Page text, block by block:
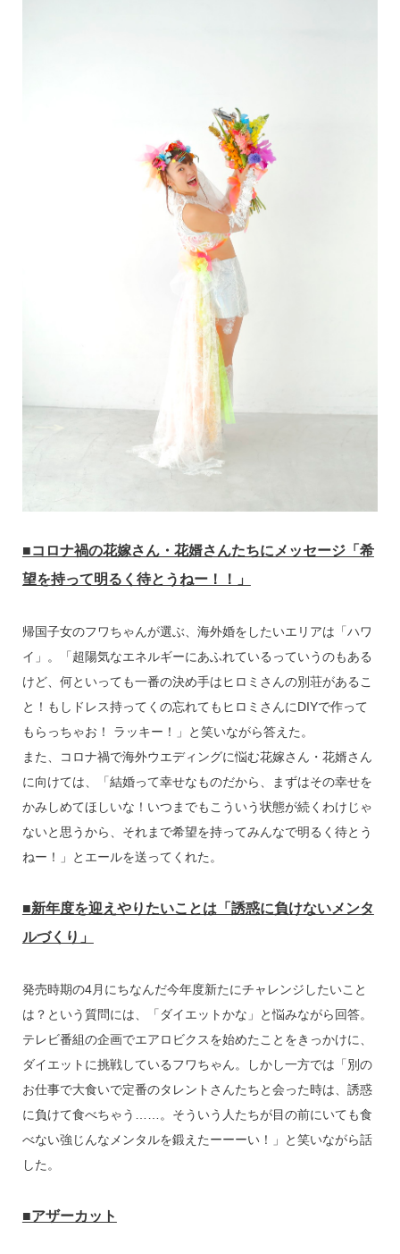
■コロナ禍の花嫁さん・花婿さんたちにメッセージ「希
望を持って明るく待とうねー！！」
帰国子女のフワちゃんが選ぶ、海外婚をしたいエリアは「ハワ
イ」。「超陽気なエネルギーにあふれているっていうのもある
けど、何といっても一番の決め手はヒロミさんの別荘があるこ
と！もしドレス持ってくの忘れてもヒロミさんにDIYで作って
もらっちゃお！ ラッキー！」と笑いながら答えた。
また、コロナ禍で海外ウエディングに悩む花嫁さん・花婿さん
に向けては、「結婚って幸せなものだから、まずはその幸せを
かみしめてほしいな！いつまでもこういう状態が続くわけじゃ
ないと思うから、それまで希望を持ってみんなで明るく待とう
ねー！」とエールを送ってくれた。
■新年度を迎えやりたいことは「誘惑に負けないメンタ
ルづくり」
発売時期の4月にちなんだ今年度新たにチャレンジしたいこと
は？という質問には、「ダイエットかな」と悩みながら回答。
テレビ番組の企画でエアロビクスを始めたことをきっかけに、
ダイエットに挑戦しているフワちゃん。しかし一方では「別の
お仕事で大食いで定番のタレントさんたちと会った時は、誘惑
に負けて食べちゃう……。そういう人たちが目の前にいても食
べない強じんなメンタルを鍛えたーーーい！」と笑いながら話
した。
■アザーカット